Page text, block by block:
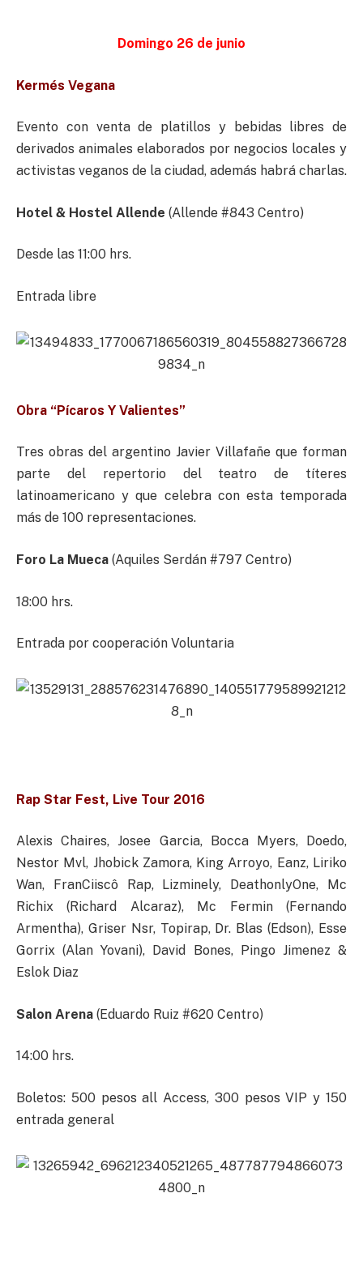
Domingo 26 de junio
Kermés Vegana
Evento con venta de platillos y bebidas libres de
derivados animales elaborados por negocios locales y
activistas veganos de la ciudad, además habrá charlas.
Hotel & Hostel Allende (Allende #843 Centro)
Desde las 11:00 hrs.
Entrada libre
Obra “Pícaros Y Valientes”
Tres obras del argentino Javier Villafañe que forman
parte del repertorio del teatro de títeres
latinoamericano y que celebra con esta temporada
más de 100 representaciones.
Foro La Mueca (Aquiles Serdán #797 Centro)
18:00 hrs.
Entrada por cooperación Voluntaria
Rap Star Fest, Live Tour 2016
Alexis Chaires, Josee Garcia, Bocca Myers, Doedo,
Nestor Mvl, Jhobick Zamora, King Arroyo, Eanz, Liriko
Wan, FranCiiscô Rap, Lizminely, DeathonlyOne, Mc
Richix (Richard Alcaraz), Mc Fermin (Fernando
Armentha), Griser Nsr, Topirap, Dr. Blas (Edson), Esse
Gorrix (Alan Yovani), David Bones, Pingo Jimenez &
Eslok Diaz
Salon Arena (Eduardo Ruiz #620 Centro)
14:00 hrs.
Boletos: 500 pesos all Access, 300 pesos VIP y 150
entrada general